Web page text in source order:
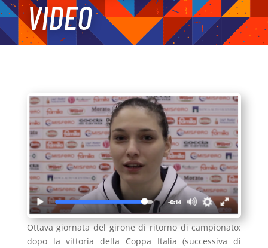
VIDEO
Ottava giornata del girone di ritorno di campionato:
dopo la vittoria della Coppa Italia (successiva di